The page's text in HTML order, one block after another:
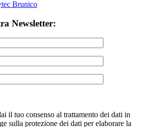
Newsletter:
il tuo consenso al trattamento dei dati in
sulla protezione dei dati per elaborare la